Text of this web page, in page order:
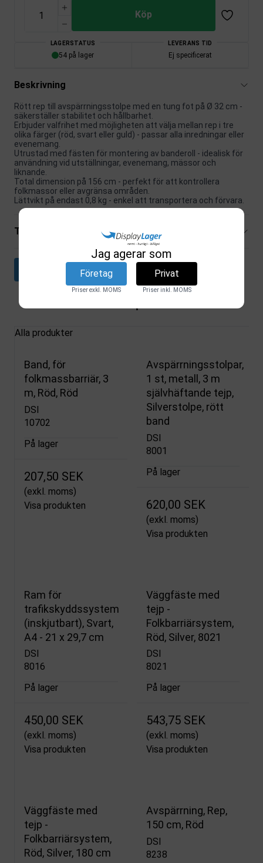
Köp
LAGERSTATUS
54 på lager
LEVERANS TID
Ej specificerat
Beskrivning
Rött rep till avspärrningsstolpe med en tung fot på Ø 32 cm -
säkerställer stabilitet och hållbarhet.
Erbjuder valfrihet med möjligheten att välja mellan rep i tre
olika färger (röd, svart eller guld) - passar alla inredningar eller
evenemang.
Utrustad med fästen för montering av banderoll - idealisk för
användning vid utställningar, evenemang, mässor och
liknande.
Total dimension på 156 cm - perfekt för att kontrollera
folkmassor eller avgränsa områden.
Lättvikt på endast 0,8 kg - enkel att transportera och förvara.
Tekniska specifikationer
Ladda ner datablad
Alla produkter
Band, för
folkmassbarriär, 3
m, Röd, Röd
DSI
10702
På lager
207,50 SEK
(exkl. moms)
Visa produkten
Avspärrningsstolpar,
1 st, metall, 3 m
självhäftande tejp,
Silverstolpe, rött
band
DSI
8001
På lager
620,00 SEK
(exkl. moms)
Visa produkten
Ram för
trafikskyddssystem
(inskjutbart), Svart,
A4 - 21 x 29,7 cm
DSI
8016
På lager
450,00 SEK
(exkl. moms)
Visa produkten
Väggfäste med
tejp -
Folkbarriärsystem,
Röd, Silver, 8021
DSI
8021
På lager
543,75 SEK
(exkl. moms)
Visa produkten
Väggfäste med
tejp -
Folkbarriärsystem,
Röd, Silver, 180 cm
Avspärrning, Rep,
150 cm, Röd
DSI
8238
Jag agerar som
Företag
Priser exkl. MOMS
Privat
Priser inkl. MOMS